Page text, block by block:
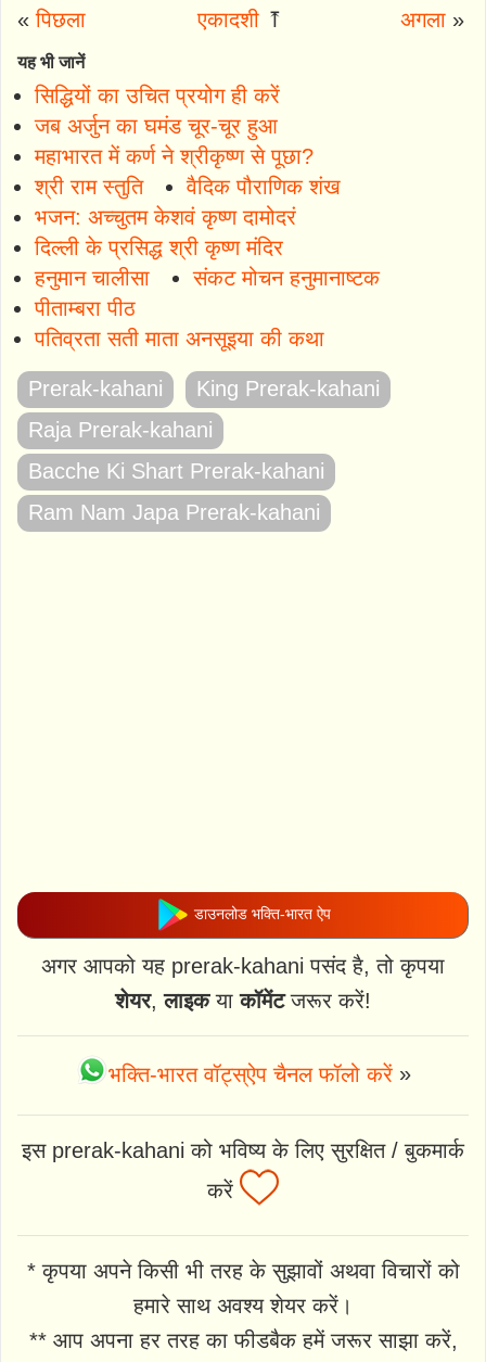
«पिछला एकादशी⤒ अगला»
यह भी जानें
सिद्धियों का उचित प्रयोग ही करें
जब अर्जुन का घमंड चूर-चूर हुआ
महाभारत में कर्ण ने श्रीकृष्ण से पूछा?
श्री राम स्तुति
वैदिक पौराणिक शंख
भजन: अच्चुतम केशवं कृष्ण दामोदरं
दिल्ली के प्रसिद्ध श्री कृष्ण मंदिर
हनुमान चालीसा
संकट मोचन हनुमानाष्टक
पीताम्बरा पीठ
पतिव्रता सती माता अनसूइया की कथा
Prerak-kahani
King Prerak-kahani
Raja Prerak-kahani
Bacche Ki Shart Prerak-kahani
Ram Nam Japa Prerak-kahani
डाउनलोड भक्ति-भारत ऐप
अगर आपको यह prerak-kahani पसंद है, तो कृपया
शेयर,लाइकयाकॉमेंटजरूर करें!
भक्ति-भारत वॉट्स्ऐप चैनल फॉलो करें»
इस prerak-kahani को भविष्य के लिए सुरक्षित / बुकमार्क
करें
* कृपया अपने किसी भी तरह के सुझावों अथवा विचारों को
हमारे साथ अवश्य शेयर करें।
** आप अपना हर तरह का फीडबैक हमें जरूर साझा करें,